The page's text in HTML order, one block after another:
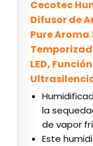
Cecotec
Difusor de
Pure Aroma
LED,
la
de vapor
Este